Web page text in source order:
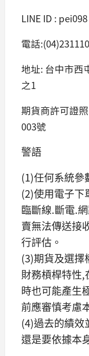
LINE ID : pei098
電話
地址: 台中市西
之1
期貨商許可證
003號
警語
(1)任何系統參
(2)使用電子下
臨斷線.斷電.
賣無法傳送接
行評估。
(3)期貨及選擇
財務槓桿特性,
時也可能產生
前應審慎考慮
(4)過去的績效
還是要依據本